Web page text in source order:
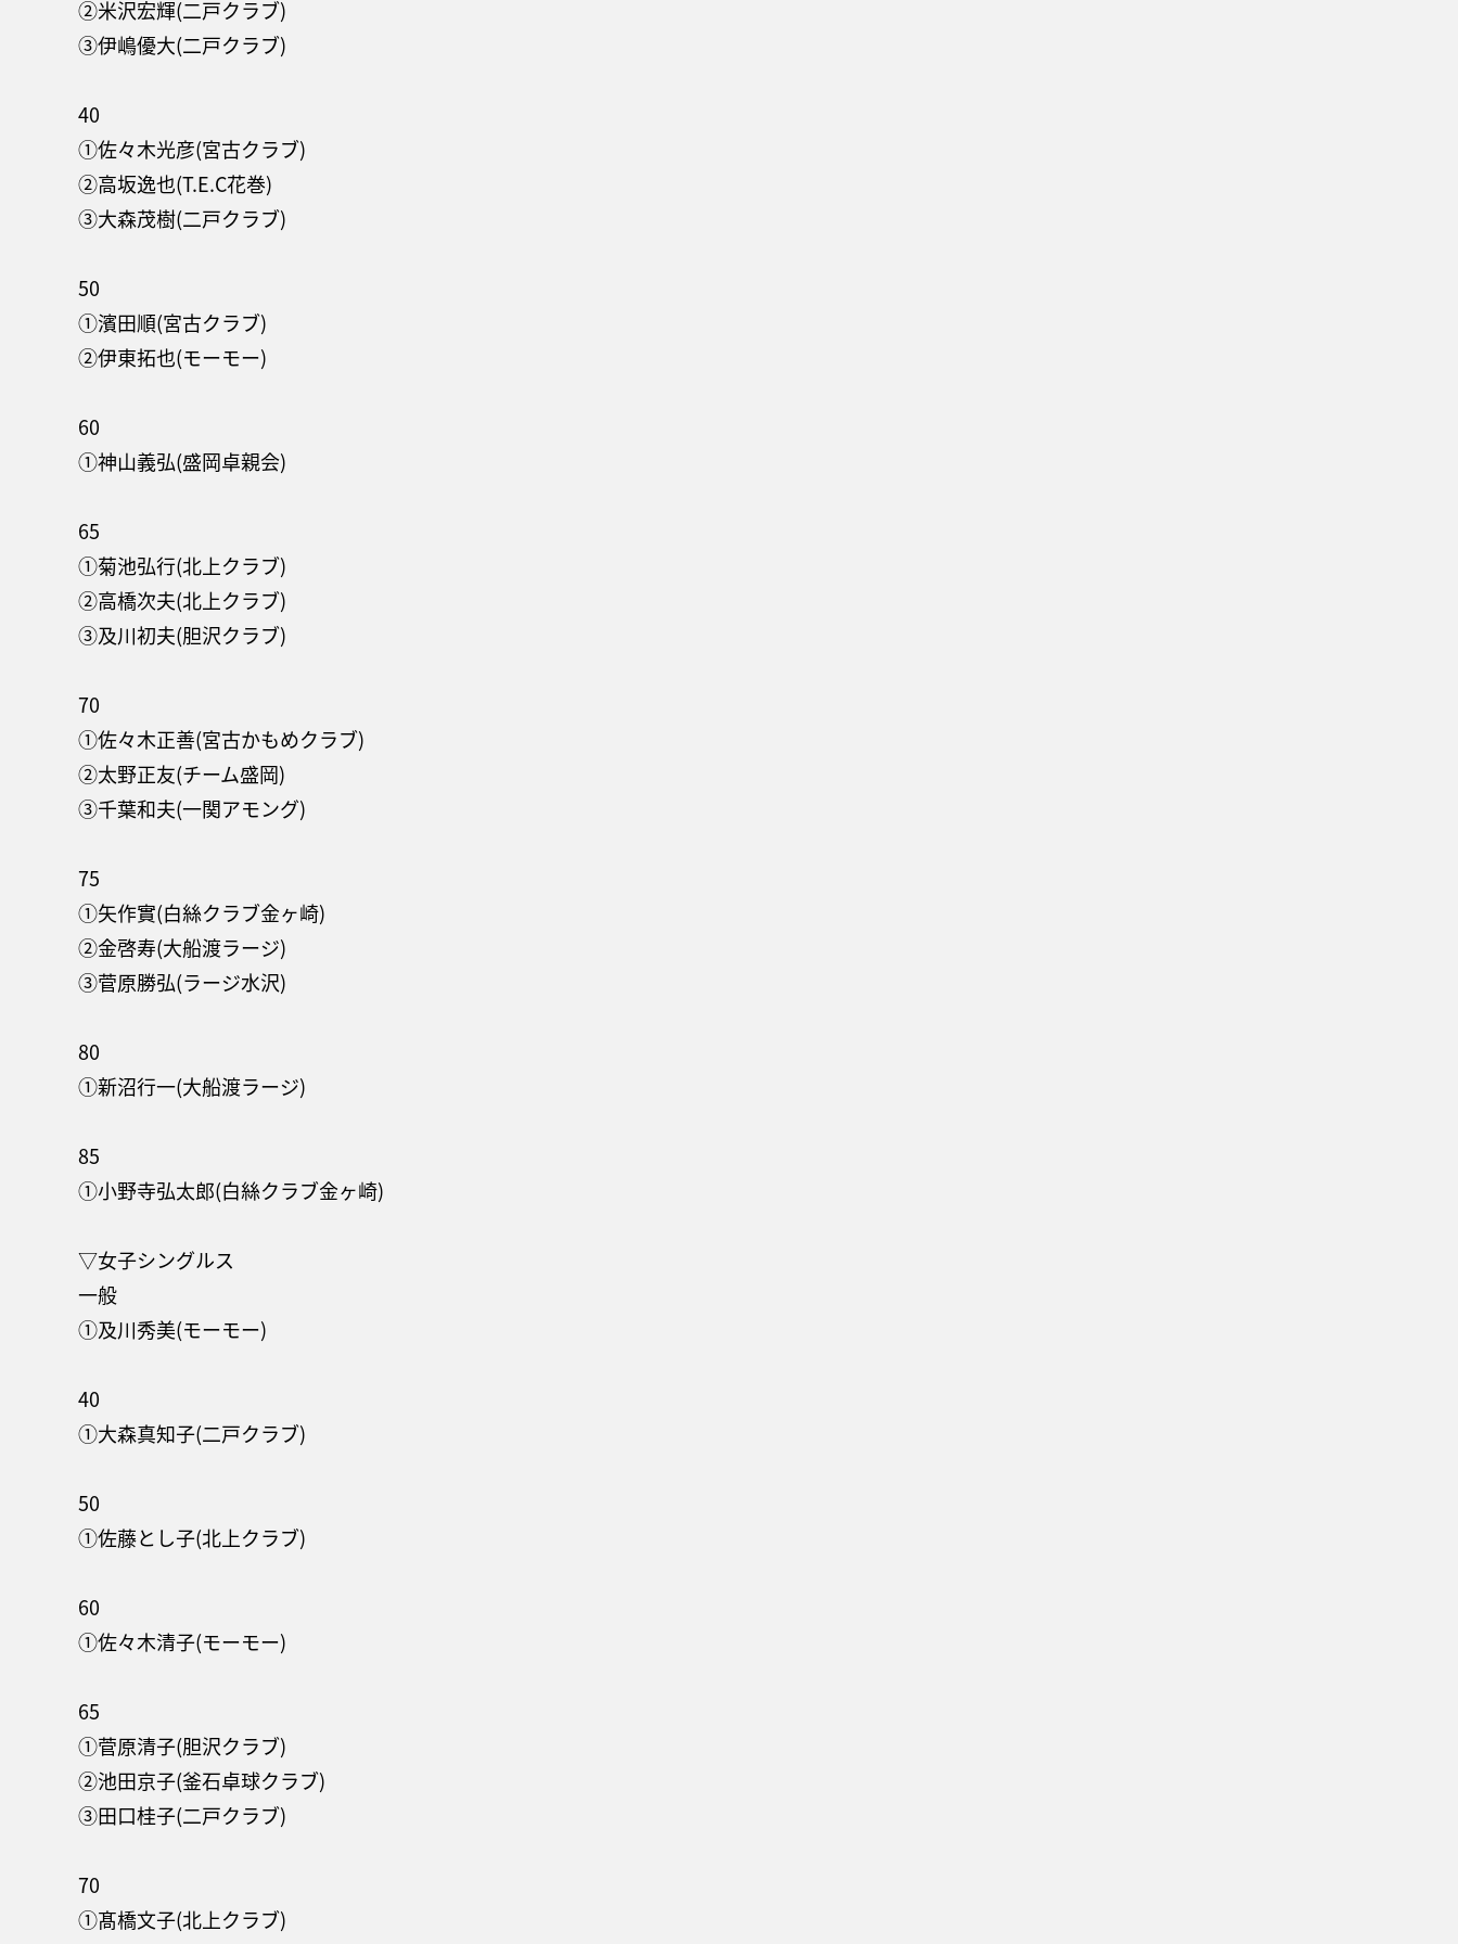
②米沢宏輝(二戸クラブ)
③伊嶋優大(二戸クラブ)
40
①佐々木光彦(宮古クラブ)
②高坂逸也(T.E.C花巻)
③大森茂樹(二戸クラブ)
50
①濱田順(宮古クラブ)
②伊東拓也(モーモー)
60
①神山義弘(盛岡卓親会)
65
①菊池弘行(北上クラブ)
②高橋次夫(北上クラブ)
③及川初夫(胆沢クラブ)
70
①佐々木正善(宮古かもめクラブ)
②太野正友(チーム盛岡)
③千葉和夫(一関アモング)
75
①矢作實(白絲クラブ金ヶ崎)
②金啓寿(大船渡ラージ)
③菅原勝弘(ラージ水沢)
80
①新沼行一(大船渡ラージ)
85
①小野寺弘太郎(白絲クラブ金ヶ崎)
▽女子シングルス
一般
①及川秀美(モーモー)
40
①大森真知子(二戸クラブ)
50
①佐藤とし子(北上クラブ)
60
①佐々木清子(モーモー)
65
①菅原清子(胆沢クラブ)
②池田京子(釜石卓球クラブ)
③田口桂子(二戸クラブ)
70
①髙橋文子(北上クラブ)